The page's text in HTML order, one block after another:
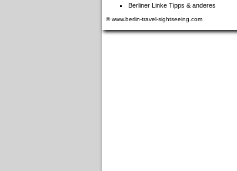
Berliner Linke Tipps & anderes
© www.berlin-travel-sightseeing.com